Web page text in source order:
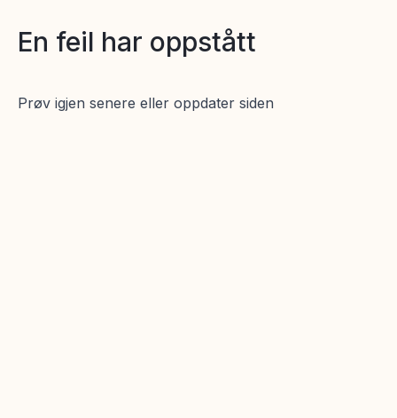
En feil har oppstått
Prøv igjen senere eller oppdater siden